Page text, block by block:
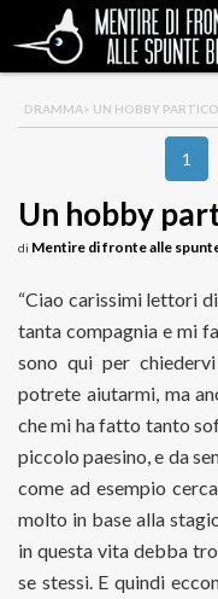
DRAMMA> UN HOBBY
1
Un hobby
di Mentire di fronte alle
“Ciao carissimi lettori
tanta compagnia e mi
sono qui per
potrete aiutarmi, ma
che mi ha fatto tanto
piccolo paesino, e da
come ad esempio
molto in base alla
in questa vita debba
se stessi. E quindi